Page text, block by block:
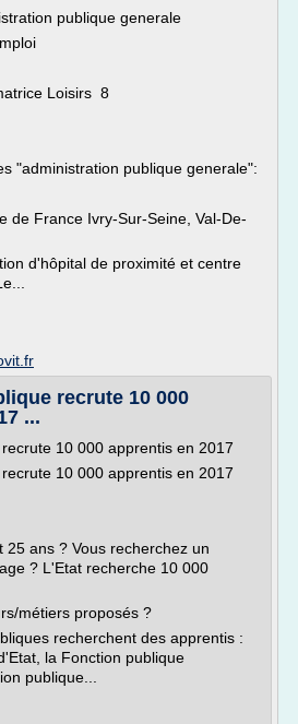
publique generale
Loisirs 8
"administration publique generale":
de France Ivry-Sur-Seine, Val-De-
d'hôpital de proximité et centre
recrute 10 000
...
10 000 apprentis en 2017
10 000 apprentis en 2017
25 ans ? Vous recherchez un
? L'Etat recherche 10 000
métiers proposés ?
recherchent des apprentis :
la Fonction publique
publique...